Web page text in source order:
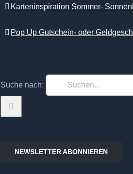
Karteninspiration Sommer-
Pop Up Gutschein- oder
Suche nach:
NEWSLETTER ABONNIEREN